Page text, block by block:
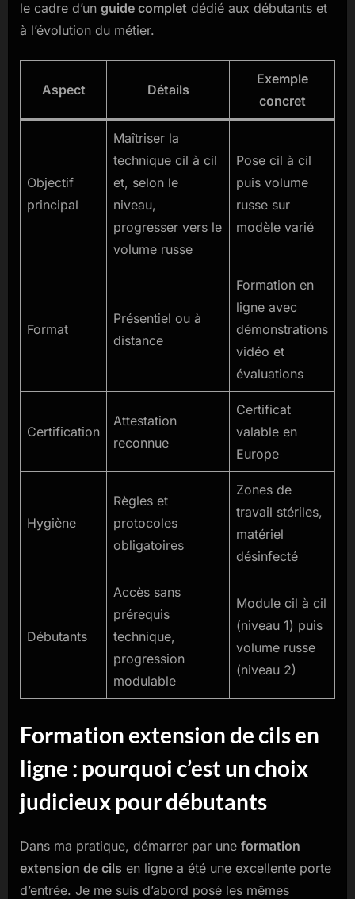
le cadre d’un guide complet dédié aux débutants et
à l’évolution du métier.
Aspect Détails
Exemple
concret
Objectif
principal
Maîtriser la
technique cil à cil
et, selon le
niveau,
progresser vers le
volume russe
Pose cil à cil
puis volume
russe sur
modèle varié
Format
Présentiel ou à
distance
Formation en
ligne avec
démonstrations
vidéo et
évaluations
Certification
Attestation
reconnue
Certificat
valable en
Europe
Hygiène
Règles et
protocoles
obligatoires
Zones de
travail stériles,
matériel
désinfecté
Débutants
Accès sans
prérequis
technique,
progression
modulable
Module cil à cil
(niveau 1) puis
volume russe
(niveau 2)
Formation extension de cils en
ligne : pourquoi c’est un choix
judicieux pour débutants
Dans ma pratique, démarrer par une formation
extension de cils en ligne a été une excellente porte
d’entrée. Je me suis d’abord posé les mêmes